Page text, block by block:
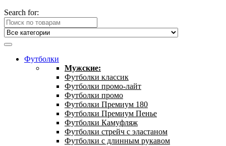
Search for:
Футболки
Мужские:
Футболки классик
Футболки промо-лайт
Футболки промо
Футболки Премиум 180
Футболки Премиум Пенье
Футболки Камуфляж
Футболки стрейч с эластаном
Футболки с длинным рукавом